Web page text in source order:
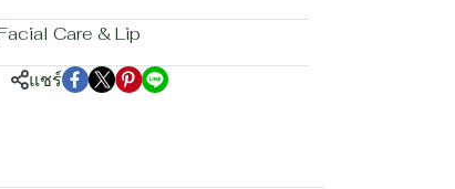
Care & Lip
แชร์